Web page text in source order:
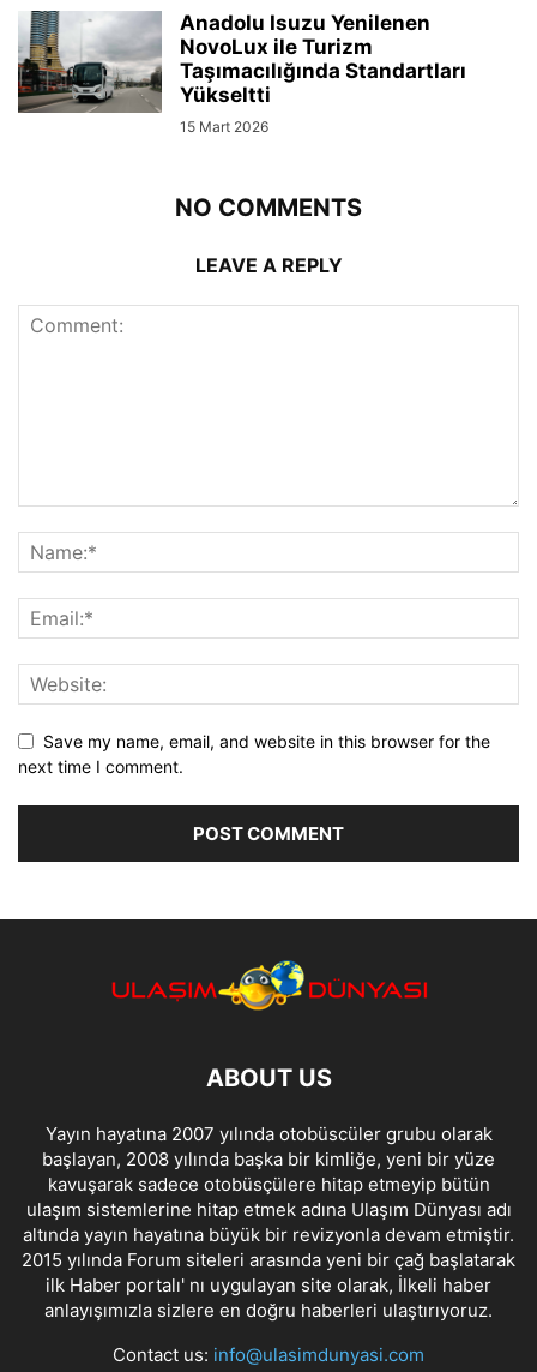
Anadolu Isuzu Yenilenen
NovoLux ile Turizm
Taşımacılığında Standartları
Yükseltti
15 Mart 2026
NO COMMENTS
LEAVE A REPLY
Save my name, email, and website in this browser for the
next time I comment.
ABOUT US
Yayın hayatına 2007 yılında otobüscüler grubu olarak
başlayan, 2008 yılında başka bir kimliğe, yeni bir yüze
kavuşarak sadece otobüsçülere hitap etmeyip bütün
ulaşım sistemlerine hitap etmek adına Ulaşım Dünyası adı
altında yayın hayatına büyük bir revizyonla devam etmiştir.
2015 yılında Forum siteleri arasında yeni bir çağ başlatarak
ilk Haber portalı' nı uygulayan site olarak, İlkeli haber
anlayışımızla sizlere en doğru haberleri ulaştırıyoruz.
Contact us: info@ulasimdunyasi.com